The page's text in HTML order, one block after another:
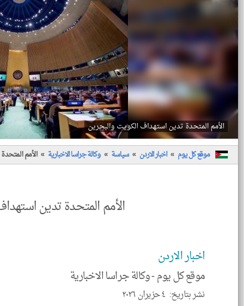
الأمم المتحدة تدين استهداف الكويت والبحرين
موقع كل يوم اخبار الاردن سياسة وكالة جراسا الاخبارية الأمم
الأمم المتحدة تدين
اخبار الاردن
موقع كل يوم -وكالة جراسا الاخبارية
نشر بتاريخ: ٤ حزيران ٢٠٢٦